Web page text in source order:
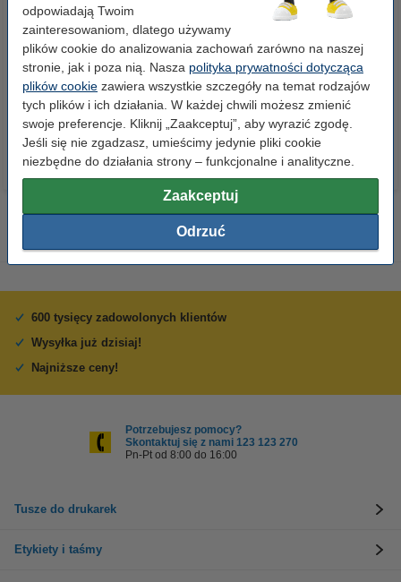
odpowiadają Twoim
zainteresowaniom, dlatego używamy
plików cookie do analizowania zachowań zarówno na naszej
stronie, jak i poza nią. Nasza polityka prywatności dotycząca
plików cookie zawiera wszystkie szczegóły na temat rodzajów
tych plików i ich działania. W każdej chwili możesz zmienić
swoje preferencje. Kliknij „Zaakceptuj”, aby wyrazić zgodę.
Jeśli się nie zgadzasz, umieścimy jedynie pliki cookie
niezbędne do działania strony – funkcjonalne i analityczne.
Zaakceptuj
Odrzuć
Papier ksero A4 80 g/m2 (500
szt.), 123drukuj
23,00 zł z VAT
Papier ksero A4 80 g/m2 (2500
szt.), 123drukuj (5 ryz)
110,00 zł z VAT
600 tysięcy zadowolonych klientów
Wysyłka już dzisiaj!
Najniższe ceny!
Potrzebujesz pomocy?
Skontaktuj się z nami 123 123 270
Pn-Pt od 8:00 do 16:00
Tusze do drukarek
Etykiety i taśmy